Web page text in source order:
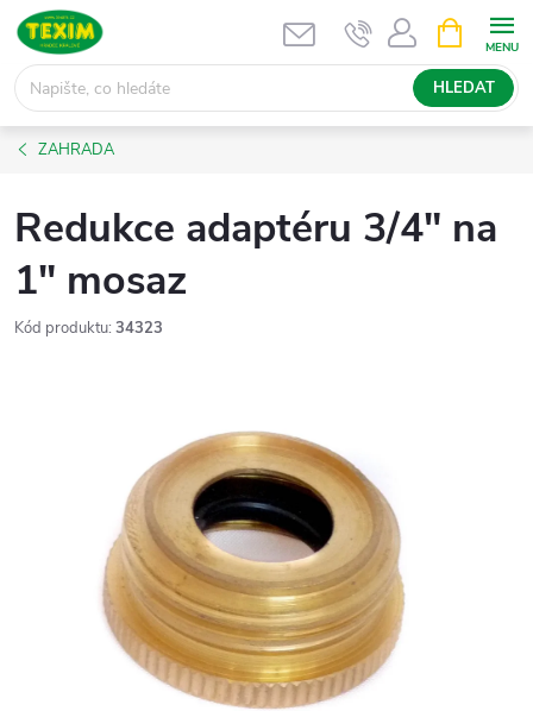
Přejít
obsah
HLEDAT
NÁKUPNÍ
KOŠÍK
ZAHRADA
Redukce adaptéru 3/4" na
1" mosaz
Kód produktu: 34323